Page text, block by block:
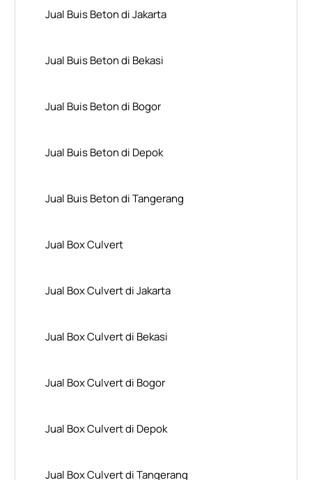
Jual Buis Beton di Jakarta
Jual Buis Beton di Bekasi
Jual Buis Beton di Bogor
Jual Buis Beton di Depok
Jual Buis Beton di Tangerang
Jual Box Culvert
Jual Box Culvert di Jakarta
Jual Box Culvert di Bekasi
Jual Box Culvert di Bogor
Jual Box Culvert di Depok
Jual Box Culvert di Tangerang